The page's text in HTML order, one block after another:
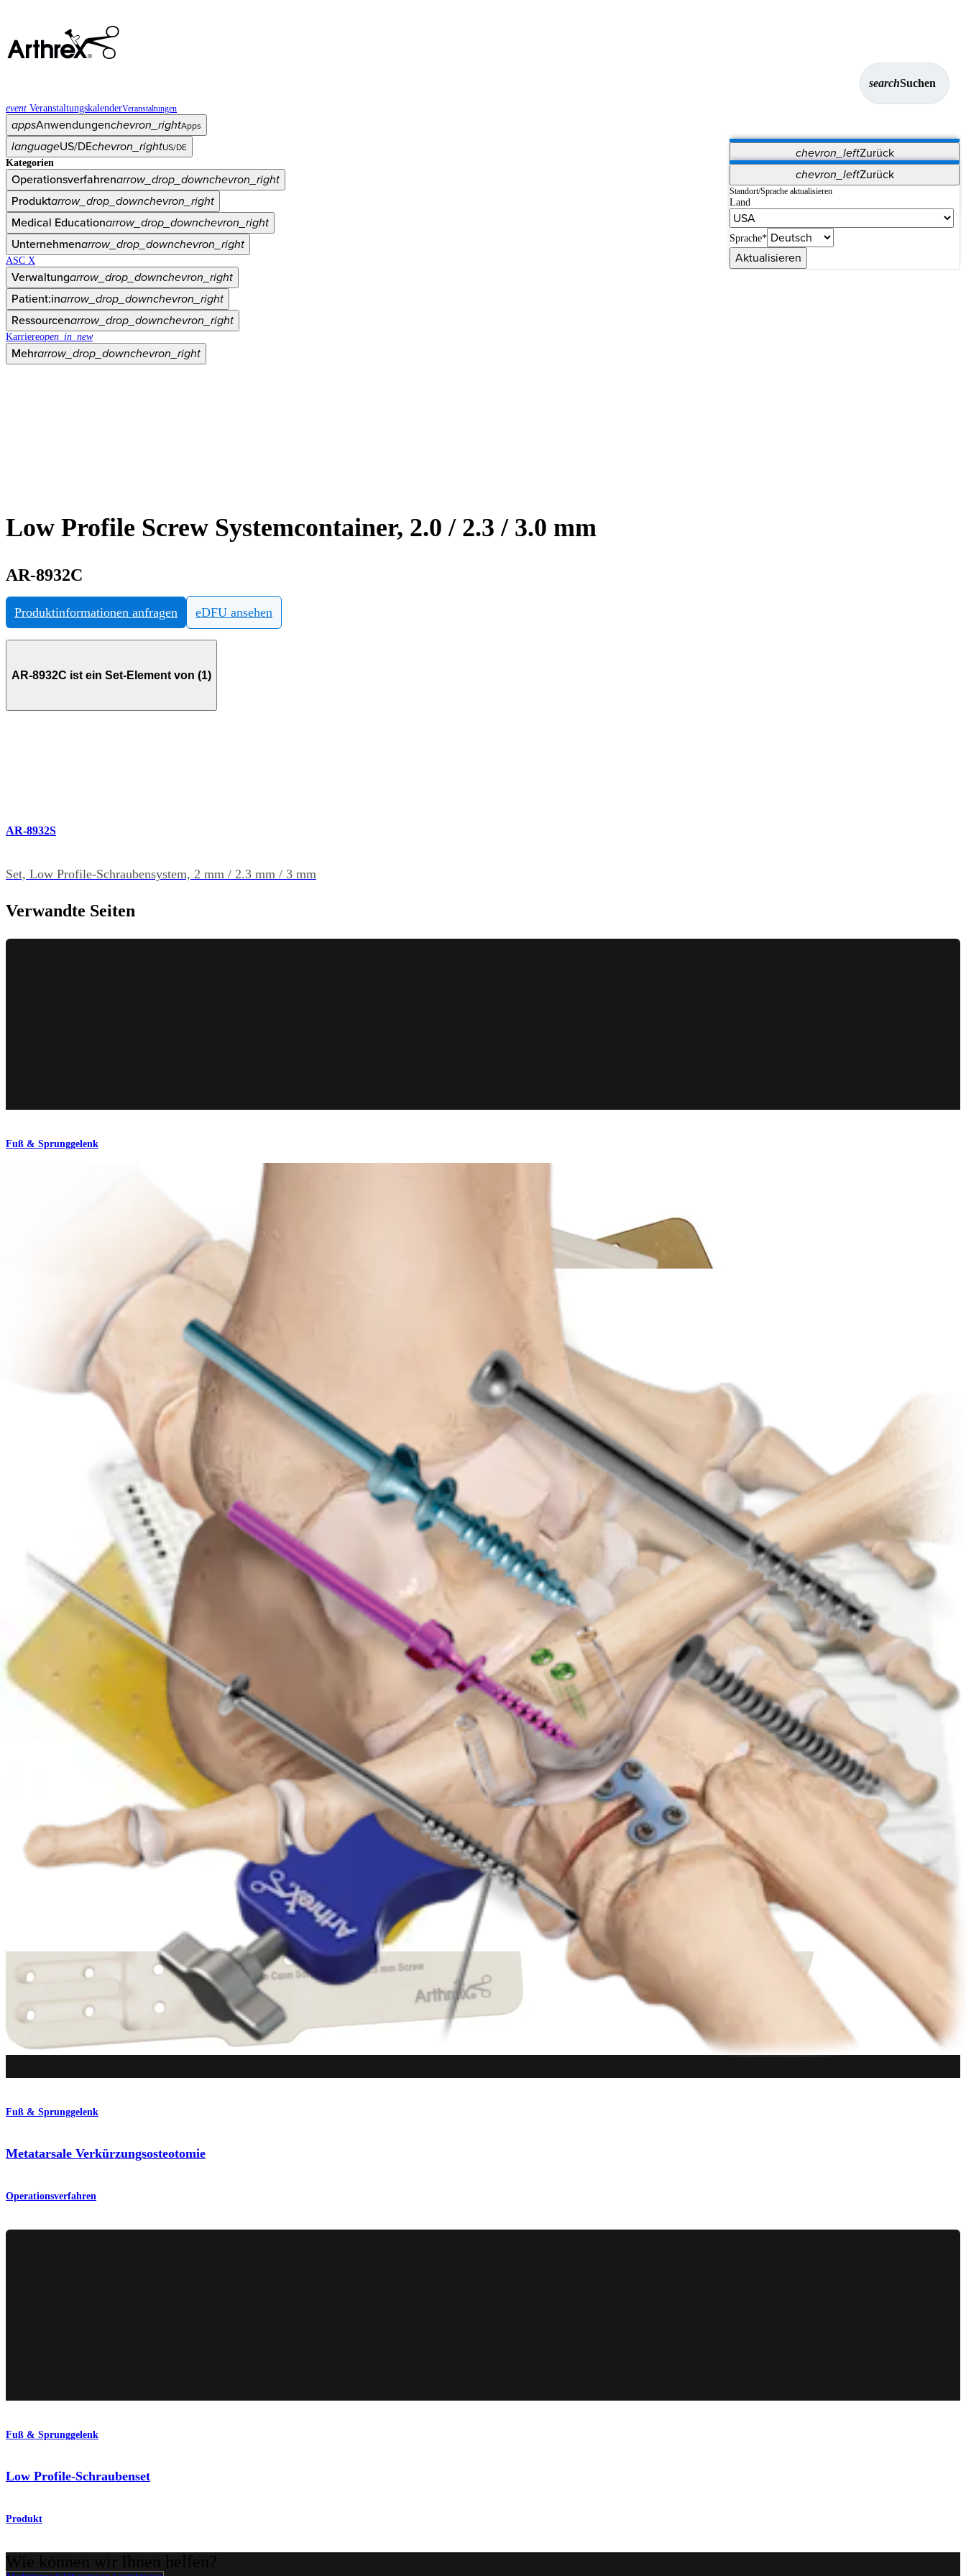
searchSuchen
event VeranstaltungskalenderVeranstaltungen
appsAnwendungenchevron_rightApps
chevron_leftZurück
Vet Systems OrthoPedia Patient
Supplier Portal
Synergy-Bildgebung und -Resektion
languageUS/DEchevron_rightUS/DE
chevron_leftZurück
Standort/Sprache aktualisieren
Land
Sprache*
Aktualisieren
Kategorien
Operationsverfahrenarrow_drop_downchevron_right
Produktarrow_drop_downchevron_right
Medical Educationarrow_drop_downchevron_right
Unternehmenarrow_drop_downchevron_right
ASC X
Verwaltungarrow_drop_downchevron_right
Patient:inarrow_drop_downchevron_right
Ressourcenarrow_drop_downchevron_right
Karriereopen_in_new
Mehrarrow_drop_downchevron_right
Low Profile Screw Systemcontainer, 2.0 / 2.3 / 3.0 mm
AR-8932C
Produktinformationen anfragen eDFU ansehen
AR-8932C ist ein Set-Element von (1)
AR-8932S
Set, Low Profile-Schraubensystem, 2 mm / 2.3 mm / 3 mm
Verwandte Seiten
Fuß & Sprunggelenk
Chevron-Osteotomie
Cotton-Osteotomie
Fuß & Sprunggelenk
Metatarsale Verkürzungsosteotomie
Operationsverfahren
Fuß & Sprunggelenk
Low Profile-Schraubenset
Produkt